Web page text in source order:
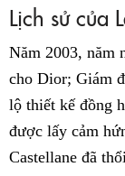
Lịch sử của
Năm 2003, năm
cho Dior; Giám
lộ thiết kế đồng
được lấy cảm
Castellane đã